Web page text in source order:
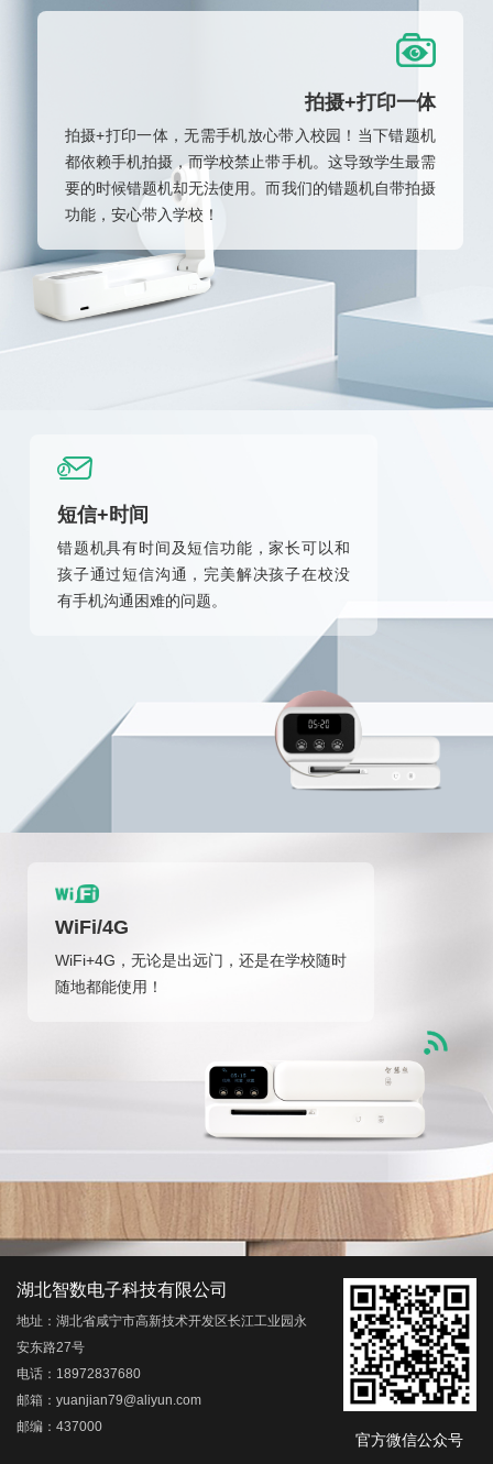
拍摄+打印一体
拍摄+打印一体，无需手机放心带入校园！当下错题机
都依赖手机拍摄，而学校禁止带手机。这导致学生最需
要的时候错题机却无法使用。而我们的错题机自带拍摄
功能，安心带入学校！
短信+时间
错题机具有时间及短信功能，家长可以和
孩子通过短信沟通，完美解决孩子在校没
有手机沟通困难的问题。
WiFi/4G
WiFi+4G，无论是出远门，还是在学校随时
随地都能使用！
湖北智数电子科技有限公司
地址：湖北省咸宁市高新技术开发区长江工业园永
安东路27号
电话：18972837680
邮箱：yuanjian79@aliyun.com
邮编：437000
官方微信公众号